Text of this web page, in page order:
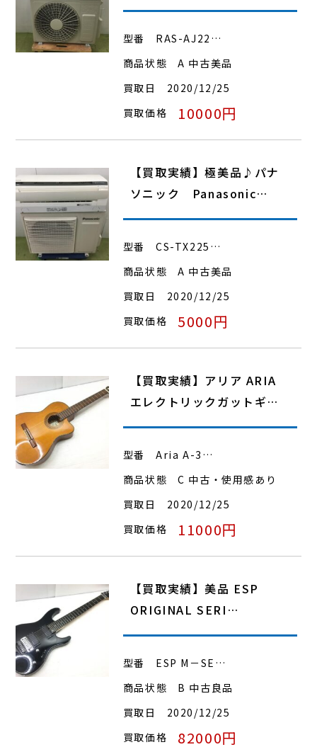
型番
RAS-AJ22…
商品状態
A 中古美品
買取日
2020/12/25
買取価格
10000円
【買取実績】極美品♪パナ
ソニック Panasonic…
型番
CS-TX225…
商品状態
A 中古美品
買取日
2020/12/25
買取価格
5000円
【買取実績】アリア ARIA
エレクトリックガットギ…
型番
Aria A-3…
商品状態
C 中古・使用感あり
買取日
2020/12/25
買取価格
11000円
【買取実績】美品 ESP
ORIGINAL SERI…
型番
ESP M－SE…
商品状態
B 中古良品
買取日
2020/12/25
買取価格
82000円